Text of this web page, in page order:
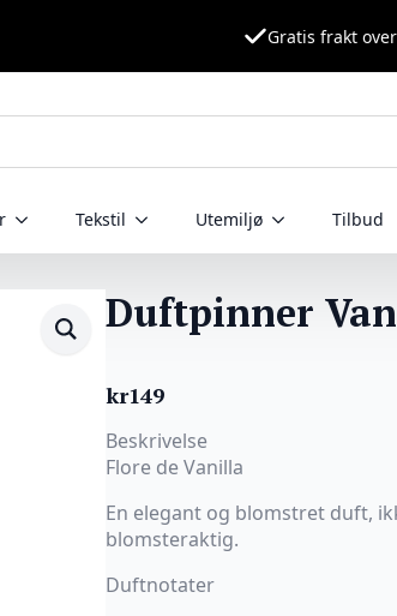
Gratis frakt
Tekstil Utemiljø Tilbud
Duftpinner
kr149
Beskrivelse
Flore de Vanilla
En elegant og blomstret duft,
blomsteraktig.
Duftnotater